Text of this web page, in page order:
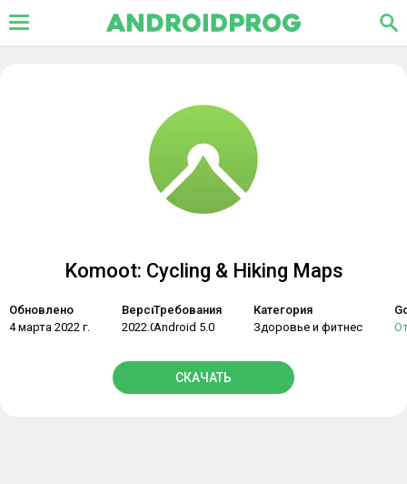
Komoot: Cycling & Hiking Maps
Обновлено
4 марта 2022 г.
Версия
2022.08.5
Требования
Android 5.0
Категория
Здоровье и фитнес
СКАЧАТЬ